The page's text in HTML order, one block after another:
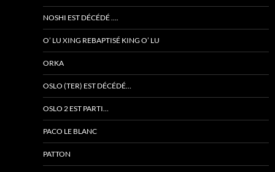
NOSHI EST DÉCÉDÉ ….
O’ LU XING REBAPTISÉ KING O’ LU
ORKA
OSLO (TER) EST DÉCÉDÉ…
OSLO 2 EST PARTI…
PACO LE BLANC
PATTON